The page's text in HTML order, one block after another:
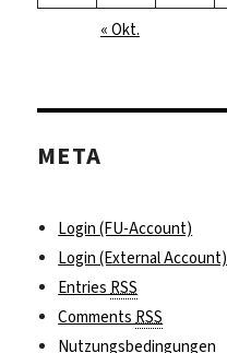
« Okt.
META
Login (FU-Account)
Login (External Account)
Entries RSS
Comments RSS
Nutzungsbedingungen